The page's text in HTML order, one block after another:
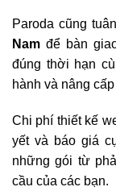
Paroda cũng
Nam để bàn
đúng thời hạn
hành và nâng
Chi phí thiết kế
yết và báo giá
những gói từ
cầu của các bạn.